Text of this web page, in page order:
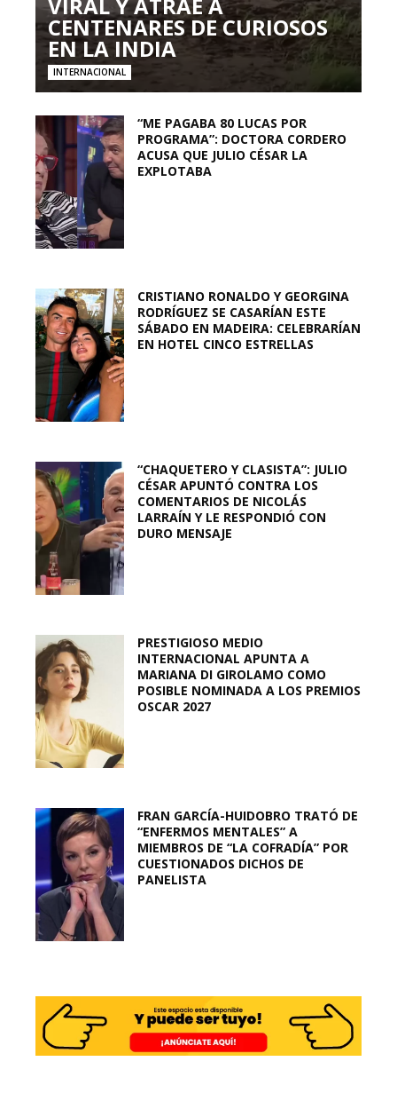
CENTENARES DE CURIOSOS
EN LA INDIA
INTERNACIONAL
“ME PAGABA 80 LUCAS POR
PROGRAMA”: DOCTORA CORDERO
ACUSA QUE JULIO CÉSAR LA
EXPLOTABA
CRISTIANO RONALDO Y GEORGINA
RODRÍGUEZ SE CASARÍAN ESTE
SÁBADO EN MADEIRA: CELEBRARÍAN
EN HOTEL CINCO ESTRELLAS
“CHAQUETERO Y CLASISTA”: JULIO
CÉSAR APUNTÓ CONTRA LOS
COMENTARIOS DE NICOLÁS
LARRAÍN Y LE RESPONDIÓ CON
DURO MENSAJE
PRESTIGIOSO MEDIO
INTERNACIONAL APUNTA A
MARIANA DI GIROLAMO COMO
POSIBLE NOMINADA A LOS PREMIOS
OSCAR 2027
FRAN GARCÍA-HUIDOBRO TRATÓ DE
“ENFERMOS MENTALES” A
MIEMBROS DE “LA COFRADÍA” POR
CUESTIONADOS DICHOS DE
PANELISTA